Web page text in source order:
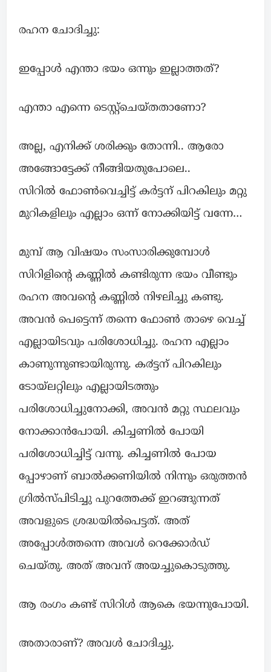
രഹന ചോദിച്ചു:
ഇപ്പോൾ എന്താ ഭയം ഒന്നും ഇല്ലാത്തത്?
എന്താ എന്നെ ടെസ്റ്റ്ചെയ്തതാണോ?
അല്ല, എനിക്ക് ശരിക്കും തോന്നി.. ആരോ
അങ്ങോട്ടേക്ക് നീങ്ങിയതുപോലെ..
സിറിൽ ഫോൺവെച്ചിട്ട് കർട്ടന് പിറകിലും മറ്റു
മുറികളിലും എല്ലാം ഒന്ന് നോക്കിയിട്ട് വന്നേ…
മുമ്പ് ആ വിഷയം സംസാരിക്കുമ്പോൾ
സിറിളിന്റെ കണ്ണിൽ കണ്ടിരുന്ന ഭയം വീണ്ടും
രഹന അവന്റെ കണ്ണിൽ നിഴലിച്ചു കണ്ടു.
അവൻ പെട്ടെന്ന് തന്നെ ഫോൺ താഴെ വെച്ച്
എല്ലായിടവും പരിശോധിച്ചു. രഹന എല്ലാം
കാണുന്നുണ്ടായിരുന്നു. ക൪ട്ടന് പിറകിലും
ടോയ്ലറ്റിലും എല്ലായിടത്തും
പരിശോധിച്ചുനോക്കി, അവൻ മറ്റു സ്ഥലവും
നോക്കാൻപോയി. കിച്ചണിൽ പോയി
പരിശോധിച്ചിട്ട് വന്നു. കിച്ചണിൽ പോയ
പ്പോഴാണ് ബാൽക്കണിയിൽ നിന്നും ഒരുത്തൻ
ഗ്രിൽസ്പിടിച്ചു പുറത്തേക്ക് ഇറങ്ങുന്നത്
അവളുടെ ശ്രദ്ധയിൽപെട്ടത്. അത്
അപ്പോൾത്തന്നെ അവൾ റെക്കോർഡ്
ചെയ്തു. അത് അവന് അയച്ചുകൊടുത്തു.
ആ രംഗം കണ്ട് സിറിൾ ആകെ ഭയന്നുപോയി.
അതാരാണ്? അവൾ ചോദിച്ചു.